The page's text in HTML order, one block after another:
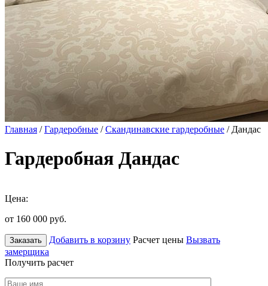
Главная /Гардеробные /Скандинавские гардеробные / Дандас
Гардеробная Дандас
Цена:
от 160 000 руб.
Заказать Добавить в корзину Расчет цены Вызвать
замерщика
Получить расчет